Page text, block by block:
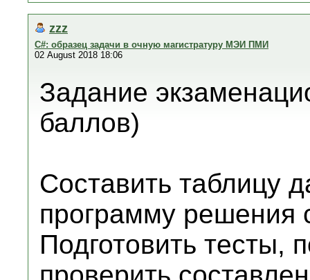
zzz
C#: образец задачи в очную магистратуру МЭИ ПМИ
02 August 2018 18:06
Задание
баллов)
Составить таблицу
программу решения
Подготовить тесты,